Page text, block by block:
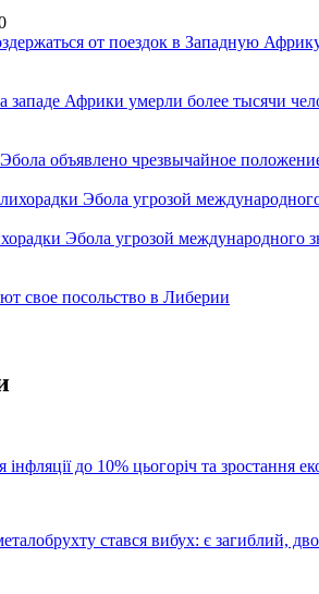
от поездок в Западную
Африки умерли более тысячи
объявлено чрезвычайное
Эбола угрозой международного
свое посольство в Либерии
до 10% цьогоріч та зростання
стався вибух: є загиблий,